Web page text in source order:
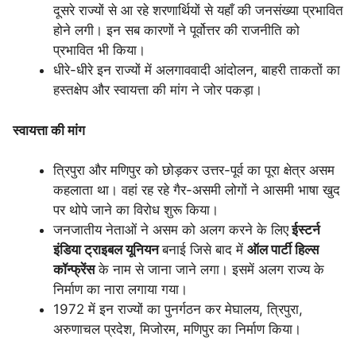
दूसरे राज्यों से आ रहे शरणार्थियों से यहाँ की जनसंख्या प्रभावित
होने लगी। इन सब कारणों ने पूर्वोत्तर की राजनीति को
प्रभावित भी किया।
धीरे-धीरे इन राज्यों में अलगाववादी आंदोलन, बाहरी ताकतों का
हस्तक्षेप और स्वायत्ता की मांग ने जोर पकड़ा।
स्वायत्ता की मांग
त्रिपुरा और मणिपुर को छोड़कर उत्तर-पूर्व का पूरा क्षेत्र असम
कहलाता था। वहां रह रहे गैर-असमी लोगों ने आसमी भाषा खुद
पर थोपे जाने का विरोध शुरू किया।
जनजातीय नेताओं ने असम को अलग करने के लिएईस्टर्न
इंडिया ट्राइबल यूनियनबनाई जिसे बाद में ऑल पार्टी हिल्स
कॉन्फ्रेंसके नाम से जाना जाने लगा। इसमें अलग राज्य के
निर्माण का नारा लगाया गया।
1972 में इन राज्यों का पुनर्गठन कर मेघालय, त्रिपुरा,
अरुणाचल प्रदेश, मिजोरम, मणिपुर का निर्माण किया।